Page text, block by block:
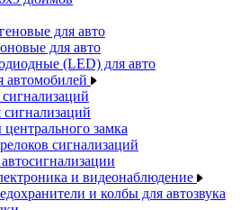
для авто
для авто
(LED) для авто
автомобилей
замка
сигнализаций
и видеонаблюдение
и колбы для автозвука